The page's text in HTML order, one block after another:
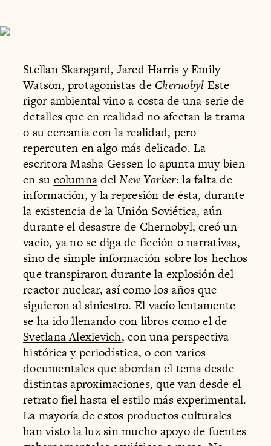
Stellan Skarsgard, Jared Harris y Emily
Watson, protagonistas de Chernobyl Este
rigor ambiental vino a costa de una serie de
detalles que en realidad no afectan la trama
o su cercanía con la realidad, pero
repercuten en algo más delicado. La
escritora Masha Gessen lo apunta muy bien
en su columnadelNew Yorker: la falta de
información, y la represión de ésta, durante
la existencia de la Unión Soviética, aún
durante el desastre de Chernobyl, creó un
vacío, ya no se diga de ficción o narrativas,
sino de simple información sobre los hechos
que transpiraron durante la explosión del
reactor nuclear, así como los años que
siguieron al siniestro. El vacío lentamente
se ha ido llenando con libros como el de
Svetlana Alexievich, con una perspectiva
histórica y periodística, o con varios
documentales que abordan el tema desde
distintas aproximaciones, que van desde el
retrato fiel hasta el estilo más experimental.
La mayoría de estos productos culturales
han visto la luz sin mucho apoyo de fuentes